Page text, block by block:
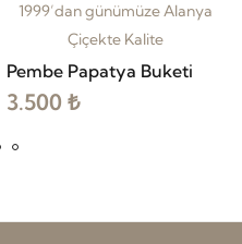
1999’dan günümüze Alanya
Çiçekte Kalite
Pembe Papatya Buketi
3.500 ₺